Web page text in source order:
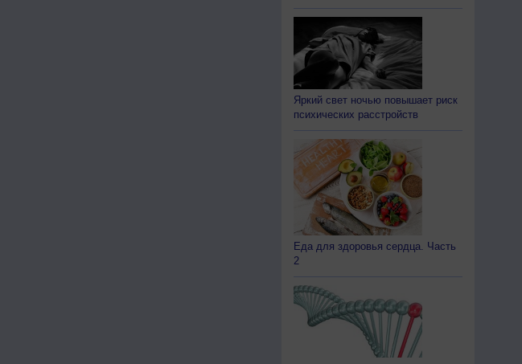
Яркий свет ночью повышает риск
психических расстройств
Еда для здоровья сердца. Часть
2